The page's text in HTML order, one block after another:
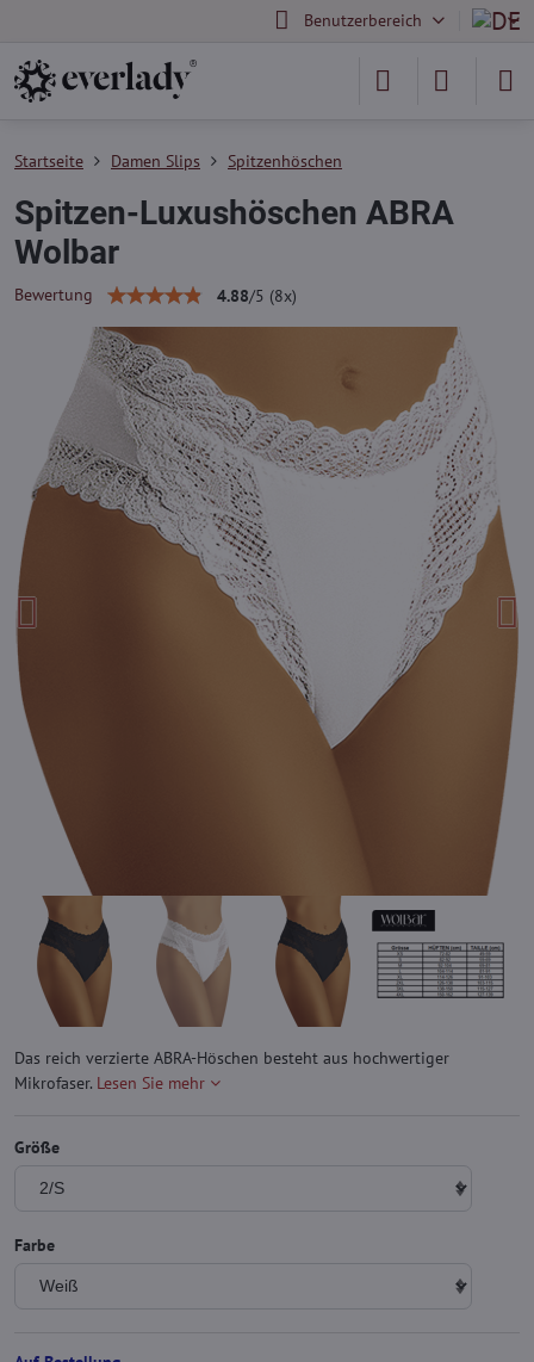
Benutzerbereich
Startseite Damen Slips Spitzenhöschen
Spitzen-Luxushöschen ABRA
Wolbar
Bewertung 4.88/5 (8x)
Das reich verzierte ABRA-Höschen besteht aus hochwertiger
Mikrofaser. Lesen Sie mehr
Größe
Farbe